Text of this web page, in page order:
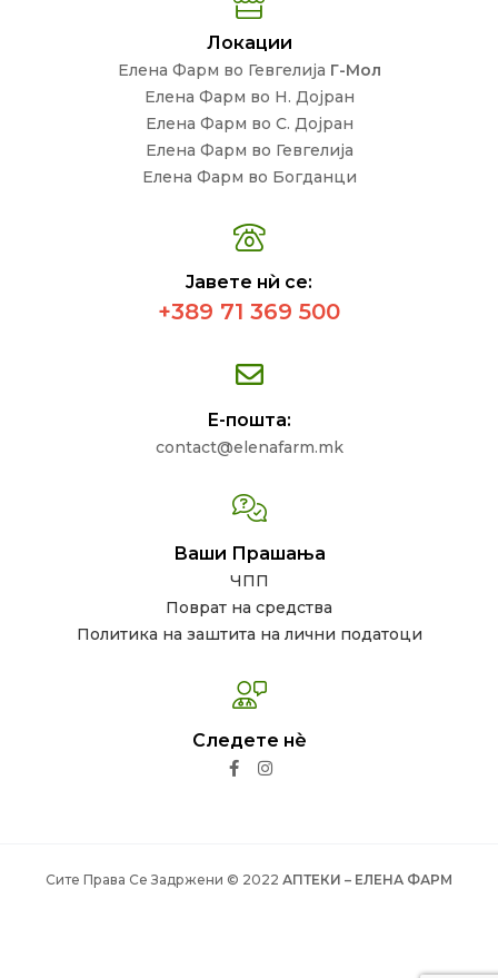
Локации
Елена Фарм во Гевгелија Г-Мол
Елена Фарм во Н. Дојран
Елена Фарм во С. Дојран
Елена Фарм во Гевгелија
Елена Фарм во Богданци
Јавете нѝ се:
+389 71 369 500
Е-пошта:
contact@elenafarm.mk
Ваши Прашања
ЧПП
Поврат на средства
Политика на заштита на лични податоци
Следете нѐ
Сите Права Се Задржени © 2022 АПТЕКИ – ЕЛЕНА ФАРМ